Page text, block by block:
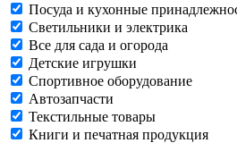
Посуда и кухонные
Светильники и электрика
Все для сада и огорода
Детские игрушки
Спортивное оборудование
Автозапчасти
Текстильные товары
Книги и печатная продукция